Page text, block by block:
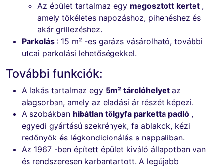
Az épület tartalmaz egy megosztott kertet ,
amely tökéletes napozáshoz, pihenéshez és
akár grillezéshez.
Parkolás : 15 m² -es garázs vásárolható, további
utcai parkolási lehetőségekkel.
További funkciók:
A lakás tartalmaz egy 5m² tárolóhelyet az
alagsorban, amely az eladási ár részét képezi.
A szobákban hibátlan tölgyfa parketta padló ,
egyedi gyártású szekrények, fa ablakok, kézi
redőnyök és légkondicionálás a nappaliban.
Az 1967 -ben épített épület kiváló állapotban van
és rendszeresen karbantartott. A legújabb